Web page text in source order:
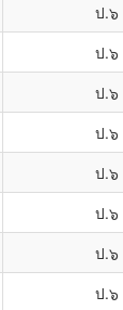
ป.๖
ป.๖
ป.๖
ป.๖
ป.๖
ป.๖
ป.๖
ป.๖